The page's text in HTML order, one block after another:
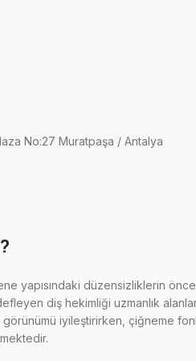
No:27 Muratpaşa / Antalya
yapısındaki düzensizliklerin
diş hekimliği uzmanlık
iyileştirirken, çiğneme